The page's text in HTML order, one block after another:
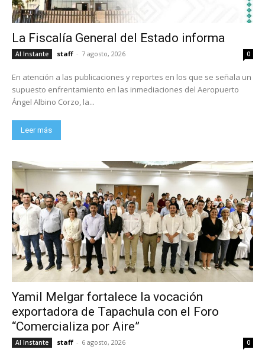
La Fiscalía General del Estado informa
Al Instante staff - 7 agosto, 2026 0
En atención a las publicaciones y reportes en los que se señala un
supuesto enfrentamiento en las inmediaciones del Aeropuerto
Ángel Albino Corzo, la...
Leer más
Yamil Melgar fortalece la vocación
exportadora de Tapachula con el Foro
“Comercializa por Aire”
Al Instante staff - 6 agosto, 2026 0